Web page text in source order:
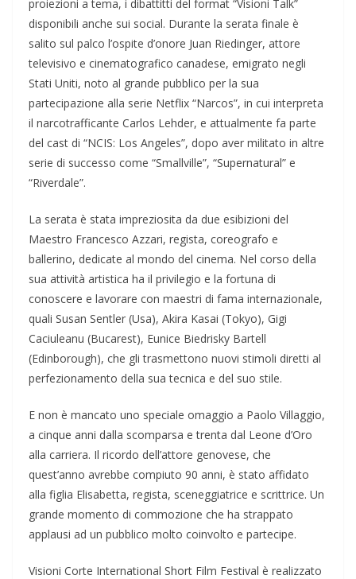
proiezioni a tema, i dibattitti del format “Visioni Talk”
disponibili anche sui social. Durante la serata finale è
salito sul palco l’ospite d’onore Juan Riedinger, attore
televisivo e cinematografico canadese, emigrato negli
Stati Uniti, noto al grande pubblico per la sua
partecipazione alla serie Netflix “Narcos”, in cui interpreta
il narcotrafficante Carlos Lehder, e attualmente fa parte
del cast di “NCIS: Los Angeles”, dopo aver militato in altre
serie di successo come “Smallville”, “Supernatural” e
“Riverdale”.
La serata è stata impreziosita da due esibizioni del
Maestro Francesco Azzari, regista, coreografo e
ballerino, dedicate al mondo del cinema. Nel corso della
sua attività artistica ha il privilegio e la fortuna di
conoscere e lavorare con maestri di fama internazionale,
quali Susan Sentler (Usa), Akira Kasai (Tokyo), Gigi
Caciuleanu (Bucarest), Eunice Biedrisky Bartell
(Edinborough), che gli trasmettono nuovi stimoli diretti al
perfezionamento della sua tecnica e del suo stile.
E non è mancato uno speciale omaggio a Paolo Villaggio,
a cinque anni dalla scomparsa e trenta dal Leone d’Oro
alla carriera. Il ricordo dell’attore genovese, che
quest’anno avrebbe compiuto 90 anni, è stato affidato
alla figlia Elisabetta, regista, sceneggiatrice e scrittrice. Un
grande momento di commozione che ha strappato
applausi ad un pubblico molto coinvolto e partecipe.
Visioni Corte International Short Film Festival è realizzato